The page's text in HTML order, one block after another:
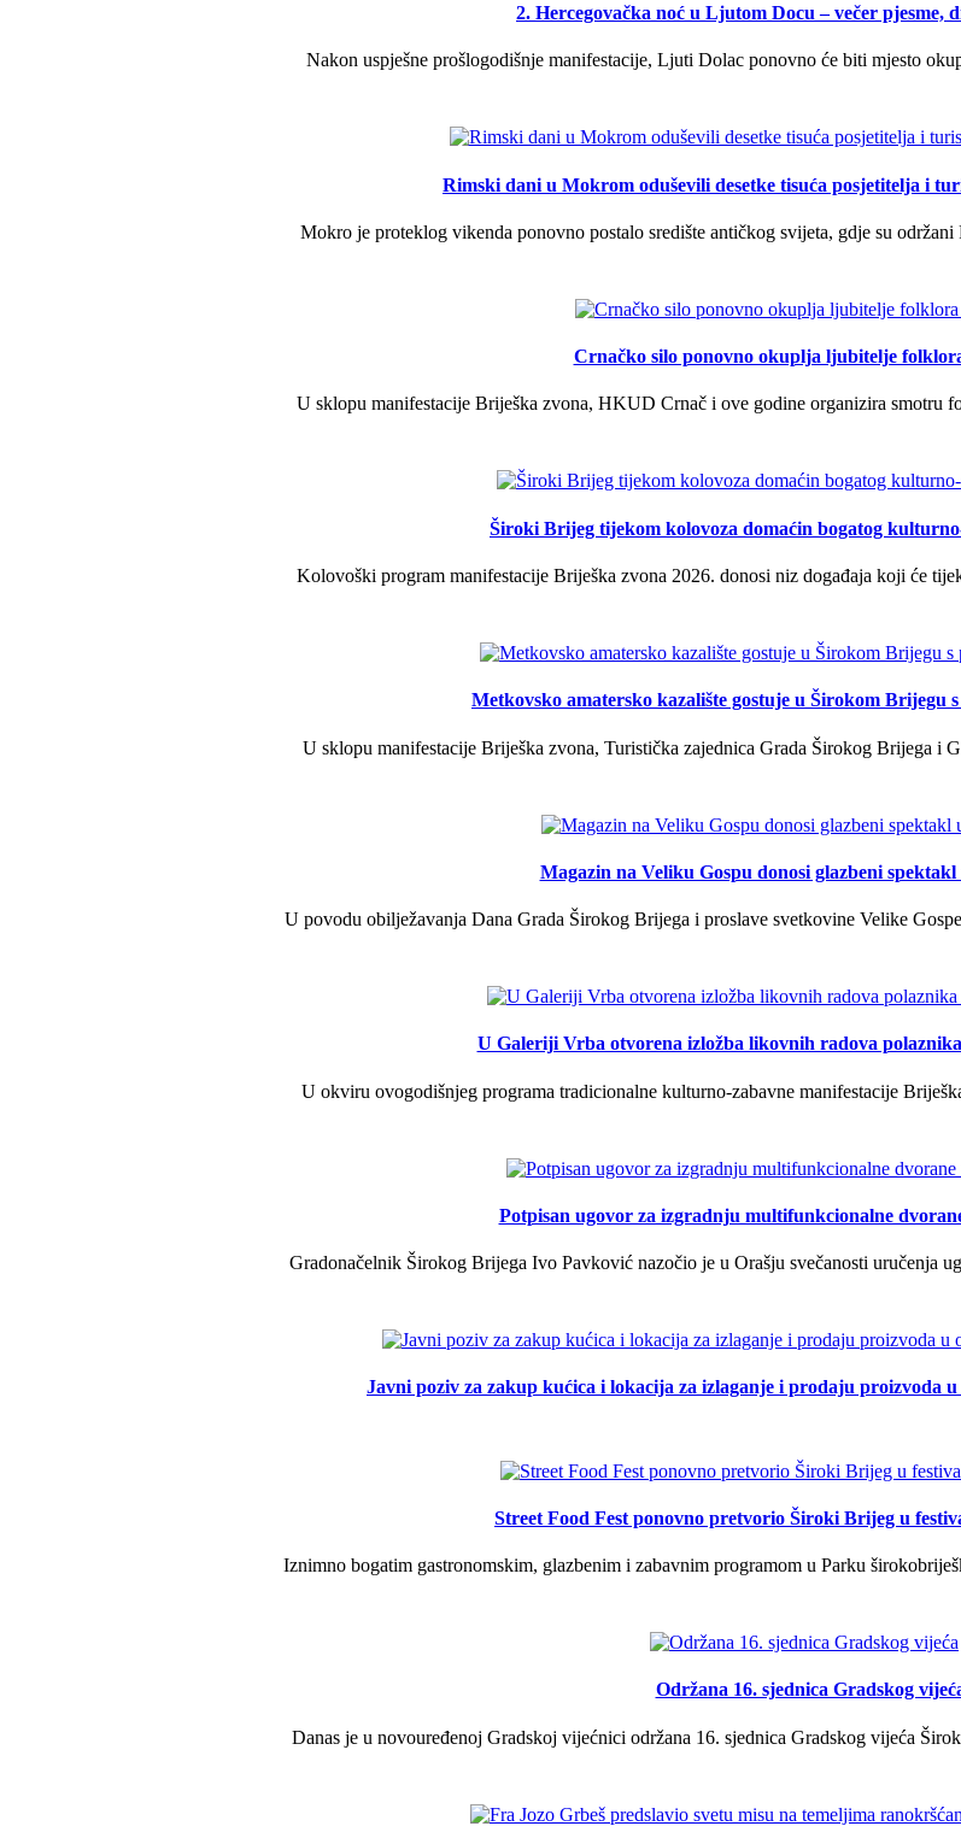
2. Hercegovačka noć u Ljutom Docu – večer pjesme,
Nakon uspješne prošlogodišnje manifestacije, Ljuti Dolac ponovno će biti mjesto
Rimski dani u Mokrom oduševili desetke tisuća posjetitelja i
Mokro je proteklog vikenda ponovno postalo središte antičkog svijeta, gdje su
Crnačko silo ponovno okuplja ljubitelje
U sklopu manifestacije Briješka zvona, HKUD Crnač i ove godine organizira smotru
Široki Brijeg tijekom kolovoza domaćin bogatog
Kolovoški program manifestacije Briješka zvona 2026. donosi niz događaja koji će
Metkovsko amatersko kazalište gostuje u Širokom Brijegu
U sklopu manifestacije Briješka zvona, Turistička zajednica Grada Širokog Brijega i
Magazin na Veliku Gospu donosi glazbeni
U povodu obilježavanja Dana Grada Širokog Brijega i proslave svetkovine Velike
U Galeriji Vrba otvorena izložba likovnih radova
U okviru ovogodišnjeg programa tradicionalne kulturno-zabavne manifestacije
Potpisan ugovor za izgradnju multifunkcionalne
Gradonačelnik Širokog Brijega Ivo Pavković nazočio je u Orašju svečanosti uručenja
Javni poziv za zakup kućica i lokacija za izlaganje i prodaju proizvoda
Street Food Fest ponovno pretvorio Široki Brijeg u
Iznimno bogatim gastronomskim, glazbenim i zabavnim programom u Parku
Održana 16. sjednica Gradskog
Danas je u novouređenoj Gradskoj vijećnici održana 16. sjednica Gradskog vijeća